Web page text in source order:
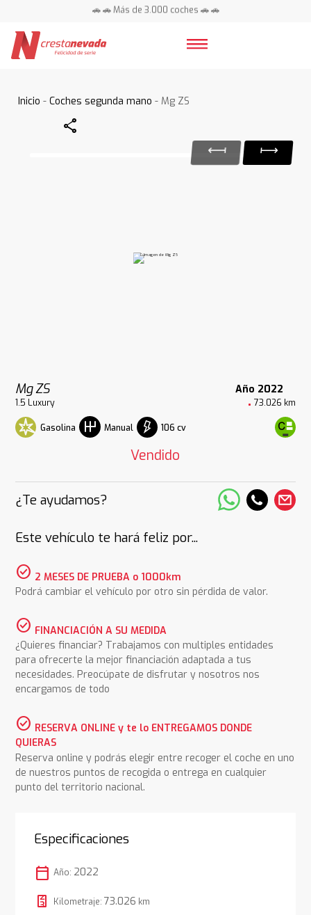
🚗 🚗 Más de 3.000 coches 🚗 🚗
Inicio -Coches segunda mano - Mg ZS
Share
Mg ZS Año 2022
1.5 Luxury 73.026 km
Gasolina Manual 106 cv
Vendido
¿Te ayudamos?
Este vehículo te hará feliz por...
check_circle 2 MESES DE PRUEBA o 1000km
Podrá cambiar el vehículo por otro sin pérdida de valor.
check_circle FINANCIACIÓN A SU MEDIDA
¿Quieres financiar? Trabajamos con multiples entidades
para ofrecerte la mejor financiación adaptada a tus
necesidades. Preocúpate de disfrutar y nosotros nos
encargamos de todo
check_circle RESERVA ONLINE y te lo ENTREGAMOS DONDE
QUIERAS
Reserva online y podrás elegir entre recoger el coche en uno
de nuestros puntos de recogida o entrega en cualquier
punto del territorio nacional.
Especificaciones
calendar_today Año: 2022
Kilometraje: 73.026 km